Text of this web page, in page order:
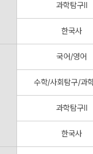
과학탐구Ⅱ
한국사
국어/영어
수학/사회탐구/과
과학탐구Ⅱ
한국사